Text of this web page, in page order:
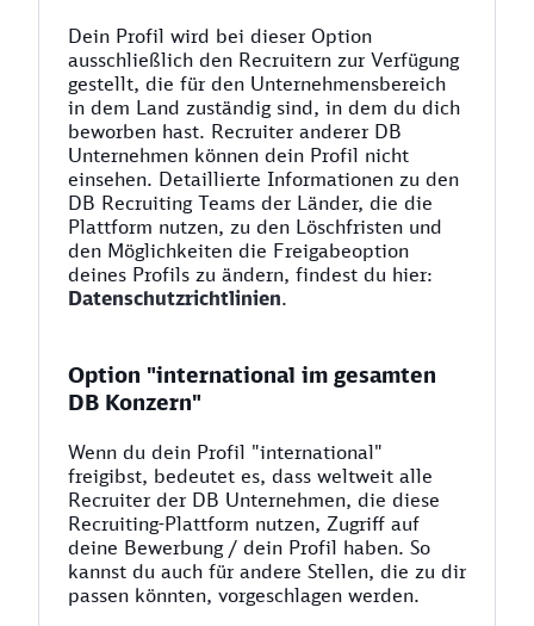
Dein Profil wird bei dieser Option
ausschließlich den Recruitern zur Verfügung
gestellt, die für den Unternehmensbereich
in dem Land zuständig sind, in dem du dich
beworben hast. Recruiter anderer DB
Unternehmen können dein Profil nicht
einsehen. Detaillierte Informationen zu den
DB Recruiting Teams der Länder, die die
Plattform nutzen, zu den Löschfristen und
den Möglichkeiten die Freigabeoption
deines Profils zu ändern, findest du hier:
Datenschutzrichtlinien.
Option "international im gesamten
DB Konzern"
Wenn du dein Profil "international"
freigibst, bedeutet es, dass weltweit alle
Recruiter der DB Unternehmen, die diese
Recruiting-Plattform nutzen, Zugriff auf
deine Bewerbung / dein Profil haben. So
kannst du auch für andere Stellen, die zu dir
passen könnten, vorgeschlagen werden.